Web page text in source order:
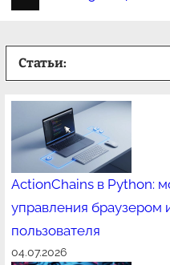
Статьи:
ActionChains в Python:
управления браузером
пользователя
04.07.2026